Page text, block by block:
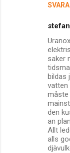
SVARA
stefan
saker
bildas
vatten
måste
den
an plan.
Allt
alls